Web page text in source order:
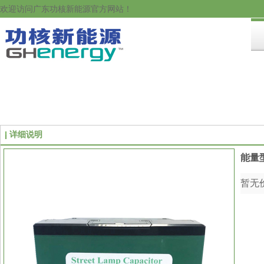
欢迎访问广东功核新能源官方网站！
详细说明
能量
暂无